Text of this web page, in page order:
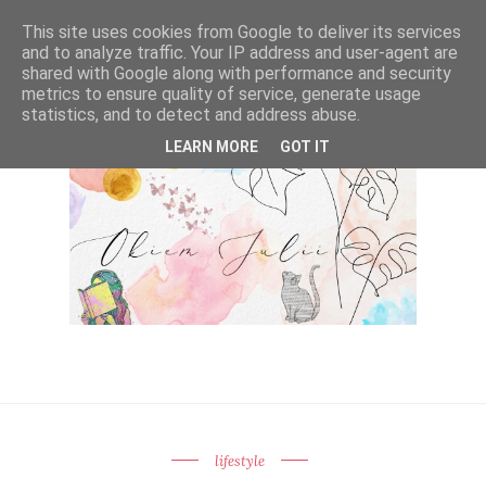
lifestyle
This site uses cookies from Google to deliver its services
and to analyze traffic. Your IP address and user-agent are
shared with Google along with performance and security
metrics to ensure quality of service, generate usage
statistics, and to detect and address abuse.
LEARN MORE GOT IT